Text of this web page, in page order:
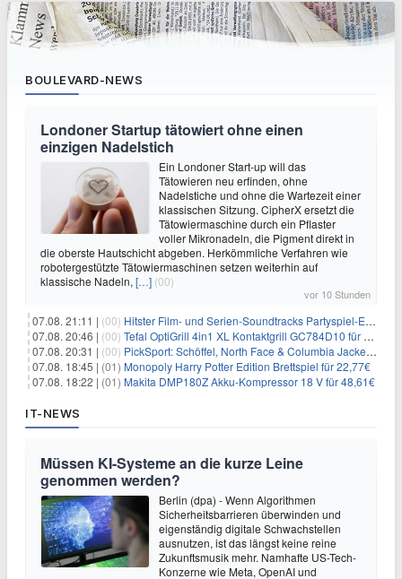
BOULEVARD-NEWS
Londoner Startup tätowiert ohne einen
einzigen Nadelstich
Ein Londoner Start-up will das
Tätowieren neu erfinden, ohne
Nadelstiche und ohne die Wartezeit einer
klassischen Sitzung. CipherX ersetzt die
Tätowiermaschine durch ein Pflaster
voller Mikronadeln, die Pigment direkt in
die oberste Hautschicht abgeben. Herkömmliche Verfahren wie
robotergestützte Tätowiermaschinen setzen weiterhin auf
klassische Nadeln,[…] (00)
vor 10 Stunden
07.08. 21:11 | (00) Hitster Film- und Serien-Soundtracks Partyspiel-Erweiterung für 6,99€
07.08. 20:46 | (00) Tefal OptiGrill 4in1 XL Kontaktgrill GC784D10 für 239,99€
07.08. 20:31 | (00) PickSport: Schöffel, North Face & Columbia Jacken ab 39,60€
07.08. 18:45 | (01) Monopoly Harry Potter Edition Brettspiel für 22,77€
07.08. 18:22 | (01) Makita DMP180Z Akku-Kompressor 18 V für 48,61€
IT-NEWS
Müssen KI-Systeme an die kurze Leine
genommen werden?
Berlin (dpa) - Wenn Algorithmen
Sicherheitsbarrieren überwinden und
eigenständig digitale Schwachstellen
ausnutzen, ist das längst keine reine
Zukunftsmusik mehr. Namhafte US-Tech-
Konzerne wie Meta, OpenAI und